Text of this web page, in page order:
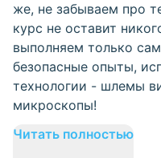
же, не забываем про
курс не оставит
выполняем только
безопасные опыты,
технологии - шлемы
микроскопы!
Читать полностью